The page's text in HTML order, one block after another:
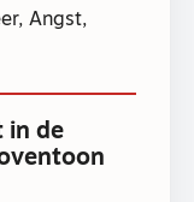
Angst,
in de